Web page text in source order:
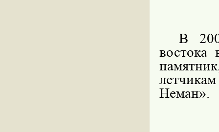
В
востока
Неман».